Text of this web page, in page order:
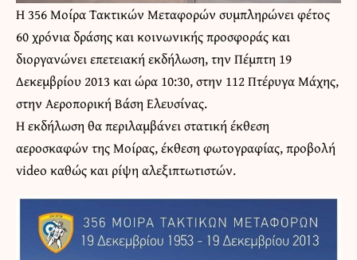
Η 356 Μοίρα Τακτικών Μεταφορών συμπληρώνει φέτος
60 χρόνια δράσης και κοινωνικής προσφοράς και
διοργανώνει επετειακή εκδήλωση, την Πέμπτη 19
Δεκεμβρίου 2013 και ώρα 10:30, στην 112 Πτέρυγα Μάχης,
στην Αεροπορική Βάση Ελευσίνας.
Η εκδήλωση θα περιλαμβάνει στατική έκθεση
αεροσκαφών της Μοίρας, έκθεση φωτογραφίας, προβολή
video καθώς και ρίψη αλεξιπτωτιστών.